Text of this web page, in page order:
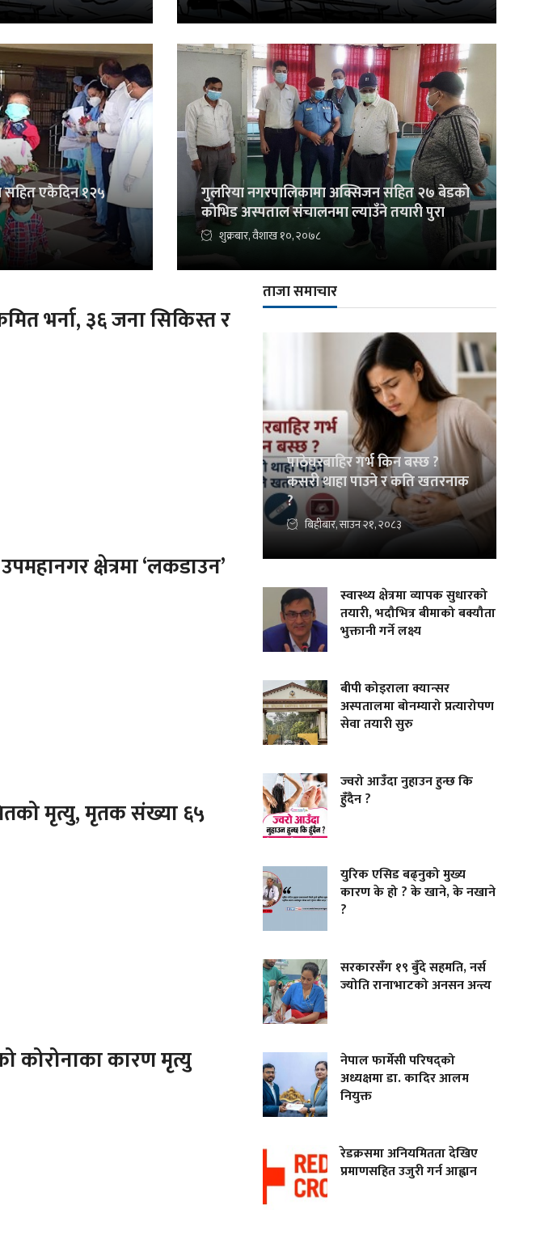
सहित एकैदिन १२५
गुलरिया नगरपालिकामा अक्सिजन सहित २७ बेडको
कोभिड अस्पताल संचालनमा ल्याउँने तयारी पुरा
शुक्रबार, वैशाख १०, २०७८
भर्ना, ३६ जना सिकिस्त र
क्षेत्रमा ‘लकडाउन’
मृत्यु, मृतक संख्या ६५
कोरोनाका कारण मृत्यु
ताजा समाचार
पाठेघरबाहिर गर्भ किन बस्छ ?
कसरी थाहा पाउने र कति खतरनाक
?
बिहीबार, साउन २१, २०८३
स्वास्थ्य क्षेत्रमा व्यापक सुधारको
तयारी, भदौभित्र बीमाको बक्यौता
भुक्तानी गर्ने लक्ष्य
बीपी कोइराला क्यान्सर
अस्पतालमा बोनम्यारो प्रत्यारोपण
सेवा तयारी सुरु
ज्वरो आउँदा नुहाउन हुन्छ कि
हुँदैन ?
युरिक एसिड बढ्नुको मुख्य
कारण के हो ? के खाने, के नखाने
?
सरकारसँग १९ बुँदे सहमति, नर्स
ज्योति रानाभाटको अनसन अन्त्य
नेपाल फार्मेसी परिषद्को
अध्यक्षमा डा. कादिर आलम
नियुक्त
रेडक्रसमा अनियमितता देखिए
प्रमाणसहित उजुरी गर्न आह्वान